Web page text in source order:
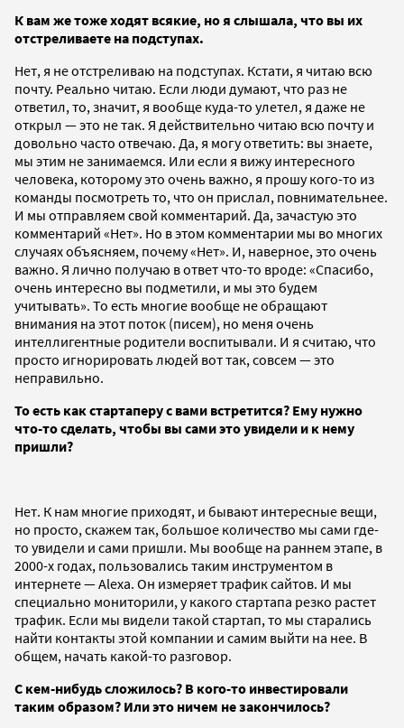
К вам же тоже ходят всякие, но я слышала, что вы их
отстреливаете на подступах.
Нет, я не отстреливаю на подступах. Кстати, я читаю всю
почту. Реально читаю. Если люди думают, что раз не
ответил, то, значит, я вообще куда-то улетел, я даже не
открыл — это не так. Я действительно читаю всю почту и
довольно часто отвечаю. Да, я могу ответить: вы знаете,
мы этим не занимаемся. Или если я вижу интересного
человека, которому это очень важно, я прошу кого-то из
команды посмотреть то, что он прислал, повнимательнее.
И мы отправляем свой комментарий. Да, зачастую это
комментарий «Нет». Но в этом комментарии мы во многих
случаях объясняем, почему «Нет». И, наверное, это очень
важно. Я лично получаю в ответ что-то вроде: «Спасибо,
очень интересно вы подметили, и мы это будем
учитывать». То есть многие вообще не обращают
внимания на этот поток (писем), но меня очень
интеллигентные родители воспитывали. И я считаю, что
просто игнорировать людей вот так, совсем — это
неправильно.
То есть как стартаперу с вами встретится? Ему нужно
что-то сделать, чтобы вы сами это увидели и к нему
пришли?
Нет. К нам многие приходят, и бывают интересные вещи,
но просто, скажем так, большое количество мы сами где-
то увидели и сами пришли. Мы вообще на раннем этапе, в
2000-х годах, пользовались таким инструментом в
интернете — Alexa. Он измеряет трафик сайтов. И мы
специально мониторили, у какого стартапа резко растет
трафик. Если мы видели такой стартап, то мы старались
найти контакты этой компании и самим выйти на нее. В
общем, начать какой-то разговор.
С кем-нибудь сложилось? В кого-то инвестировали
таким образом? Или это ничем не закончилось?